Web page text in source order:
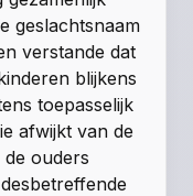
geslachtsnaam
verstande dat
blijkens
toepasselijk
afwijkt van de
ouders